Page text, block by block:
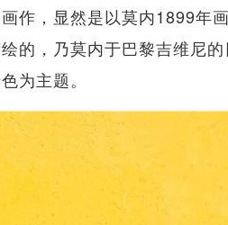
作，显然是以莫内1899年
的，乃莫内于巴黎吉维尼
为主题。